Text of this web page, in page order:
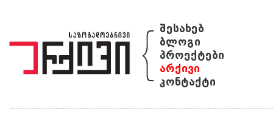
{ შესახებ
ბლოგი
პროექტები
არქივი
კონტაქტი